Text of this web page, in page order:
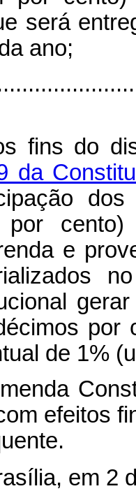
será
ano;
fins do
da
por
e
por
de 1%
efeitos
em 2